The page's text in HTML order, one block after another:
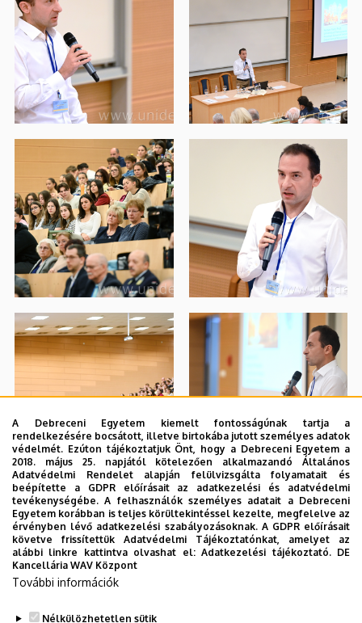
A Debreceni Egyetem kiemelt fontosságúnak tartja a
rendelkezésére bocsátott, illetve birtokába jutott személyes adatok
védelmét. Ezúton tájékoztatjuk Önt, hogy a Debreceni Egyetem a
2018. május 25. napjától kötelezően alkalmazandó Általános
Adatvédelmi Rendelet alapján felülvizsgálta folyamatait és
beépítette a GDPR előírásait az adatkezelési és adatvédelmi
tevékenységébe. A felhasználók személyes adatait a Debreceni
Egyetem korábban is teljes körültekintéssel kezelte, megfelelve az
érvényben lévő adatkezelési szabályozásoknak. A GDPR előírásait
követve frissítettük Adatvédelmi Tájékoztatónkat, amelyet az
alábbi linkre kattintva olvashat el:Adatkezelési tájékoztató. DE
Kancellária WAV Központ
További információk
Nélkülözhetetlen sütik